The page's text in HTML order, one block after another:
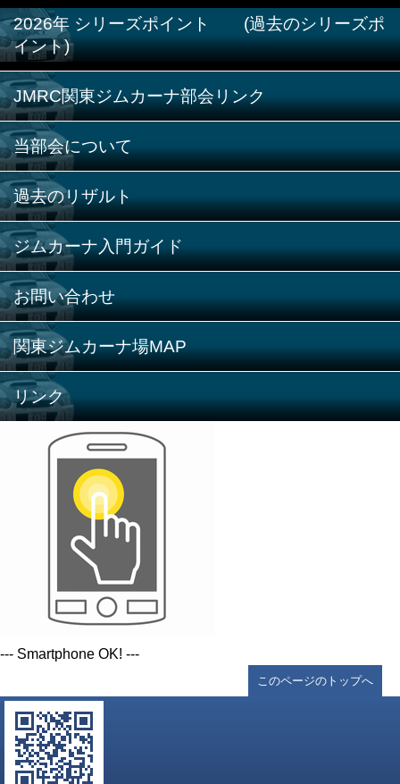
2026年 シリーズポイント (過去のシリーズポ
イント)
JMRC関東ジムカーナ部会リンク
当部会について
過去のリザルト
ジムカーナ入門ガイド
お問い合わせ
関東ジムカーナ場MAP
リンク
--- Smartphone OK! ---
このページのトップへ